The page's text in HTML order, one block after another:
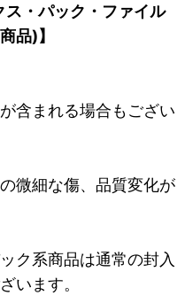
ス・パック・ファイル
品)】
含まれる場合もござい
微細な傷、品質変化が
ク系商品は通常の封入
います。